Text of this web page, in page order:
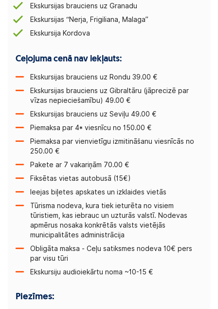
Ekskursijas brauciens uz Granadu
Ekskursijas “Nerja, Frigiliana, Malaga”
Ekskursija Kordova
Ceļojuma cenā nav iekļauts:
Ekskursijas brauciens uz Rondu 39.00 €
Ekskursijas brauciens uz Gibraltāru (jāprecizē par
vīzas nepieciešamību) 49.00 €
Ekskursijas brauciens uz Seviļu 49.00 €
Piemaksa par 4* viesnīcu no 150.00 €
Piemaksa par vienvietīgu izmitināšanu viesnīcās no
250.00 €
Pakete ar 7 vakariņām 70.00 €
Fiksētas vietas autobusā (15€)
Ieejas biļetes apskates un izklaides vietās
Tūrisma nodeva, kura tiek ieturēta no visiem
tūristiem, kas iebrauc un uzturās valstī. Nodevas
apmērus nosaka konkrētās valsts vietējās
municipalitātes administrācija
Obligāta maksa - Ceļu satiksmes nodeva 10€ pers
par visu tūri
Ekskursiju audioiekārtu noma ~10-15 €
Piezīmes: